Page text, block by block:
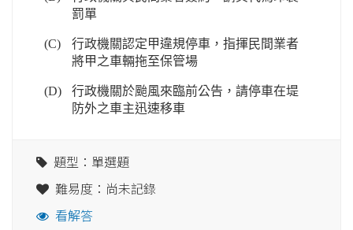
罰單
(C)
行政機關認定甲違規停車，指揮民間業者
將甲之車輛拖至保管場
(D)
行政機關於颱風來臨前公告，請停車在堤
防外之車主迅速移車
題型：單選題
難易度：尚未記錄
看解答